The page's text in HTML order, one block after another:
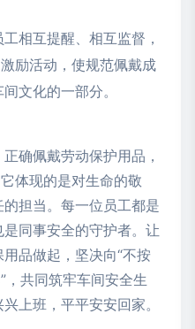
相互提醒、相互监督，
励活动，使规范佩戴成
文化的一部分。
确佩戴劳动保护用品，
体现的是对生命的敬
担当。每一位员工都是
同事安全的守护者。让
品做起，坚决向“不按
，共同筑牢车间安全生
上班，平平安安回家。